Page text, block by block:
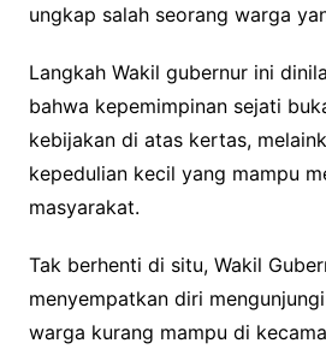
ungkap salah seorang warga
Langkah Wakil gubernur ini
bahwa kepemimpinan sejati
kebijakan di atas kertas,
kepedulian kecil yang mampu
masyarakat.
Tak berhenti di situ, Wakil
menyempatkan diri
warga kurang mampu di